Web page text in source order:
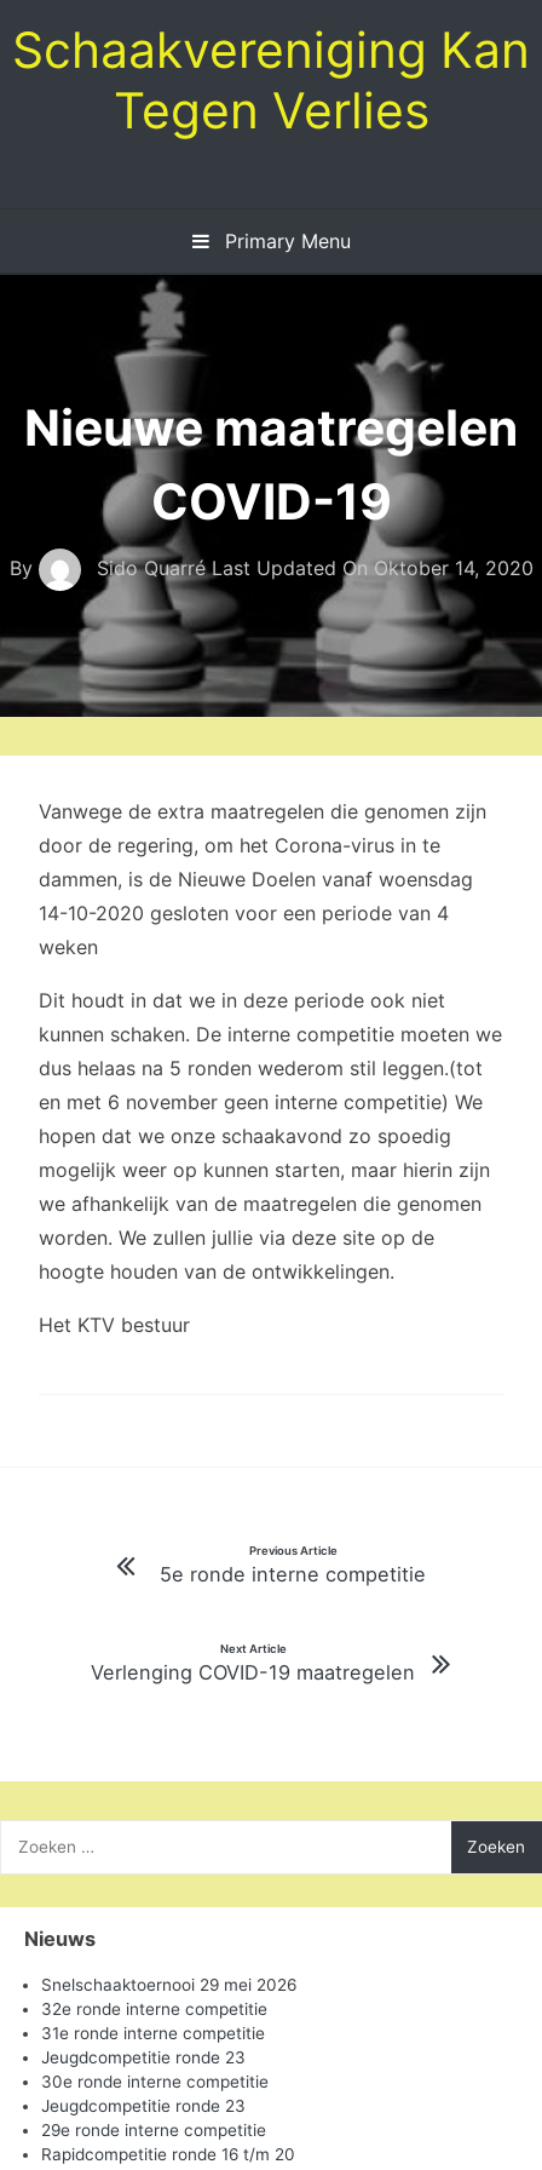
to
content
Schaakvereniging Kan
Tegen Verlies
Primary Menu
Nieuwe maatregelen
COVID-19
By Sido QuarréLast Updated On Oktober 14, 2020
Vanwege de extra maatregelen die genomen zijn
door de regering, om het Corona-virus in te
dammen, is de Nieuwe Doelen vanaf woensdag
14-10-2020 gesloten voor een periode van 4
weken
Dit houdt in dat we in deze periode ook niet
kunnen schaken. De interne competitie moeten we
dus helaas na 5 ronden wederom stil leggen.(tot
en met 6 november geen interne competitie) We
hopen dat we onze schaakavond zo spoedig
mogelijk weer op kunnen starten, maar hierin zijn
we afhankelijk van de maatregelen die genomen
worden. We zullen jullie via deze site op de
hoogte houden van de ontwikkelingen.
Het KTV bestuur
navigatie
Previous Article
5e ronde interne competitie
Next Article
Verlenging COVID-19 maatregelen
naar:
Nieuws
Snelschaaktoernooi 29 mei 2026
32e ronde interne competitie
31e ronde interne competitie
Jeugdcompetitie ronde 23
30e ronde interne competitie
Jeugdcompetitie ronde 23
29e ronde interne competitie
Rapidcompetitie ronde 16 t/m 20